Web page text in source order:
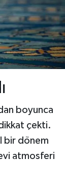
boyunca
çekti.
bir dönem
atmosferi